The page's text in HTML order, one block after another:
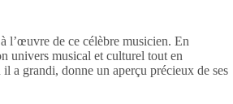
l’œuvre de ce célèbre musicien. En
univers musical et culturel tout en
a grandi, donne un aperçu précieux de ses